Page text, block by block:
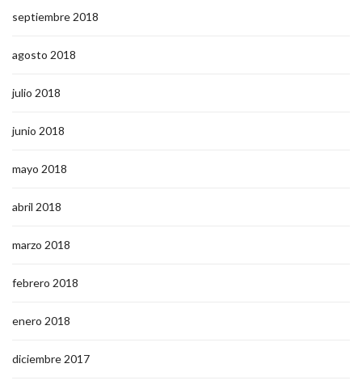
septiembre 2018
agosto 2018
julio 2018
junio 2018
mayo 2018
abril 2018
marzo 2018
febrero 2018
enero 2018
diciembre 2017